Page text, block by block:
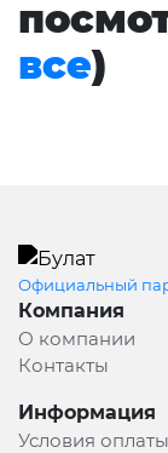
все)
Официальный
Компания
О компании
Контакты
Информация
Условия оплаты